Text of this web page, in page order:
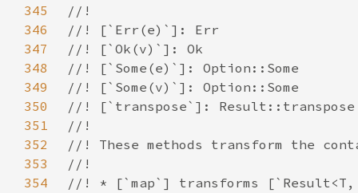
345
346
347
348
349
350
351
352
353
354